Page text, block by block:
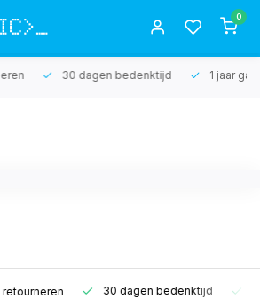
0
30 dagen bedenktijd 1 jaar garantie
30 dagen bedenktijd 1 jaar garantie